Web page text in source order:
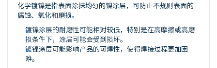
化学镀镍是指表面涂抹均匀的镍涂层，可防止不规则表面的
腐蚀、氧化和磨损。
镀镍涂层的耐磨性可能相对较低，特别是在高摩擦或高磨
损条件下，涂层可能会受到损坏。
镀镍涂层可能影响产品的可焊性，使得焊接过程更加困
难。